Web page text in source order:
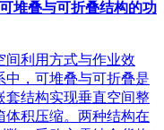
堆叠与可折叠结构的功
间利用方式与作业效
中，可堆叠与可折叠是
套结构实现垂直空间整
体积压缩。两种结构在